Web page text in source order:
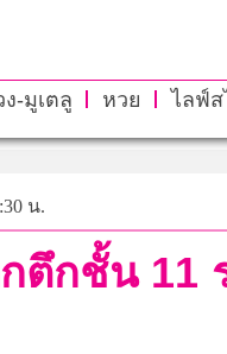
ง-มูเตลู หวย ไลฟ์ส
น.
กชั้น 11